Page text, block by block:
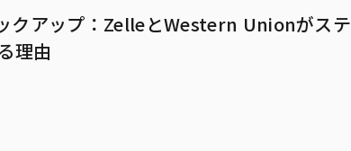
クアップ：ZelleとWestern Unionがステ
理由